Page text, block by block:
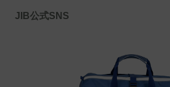
JIB公式SNS